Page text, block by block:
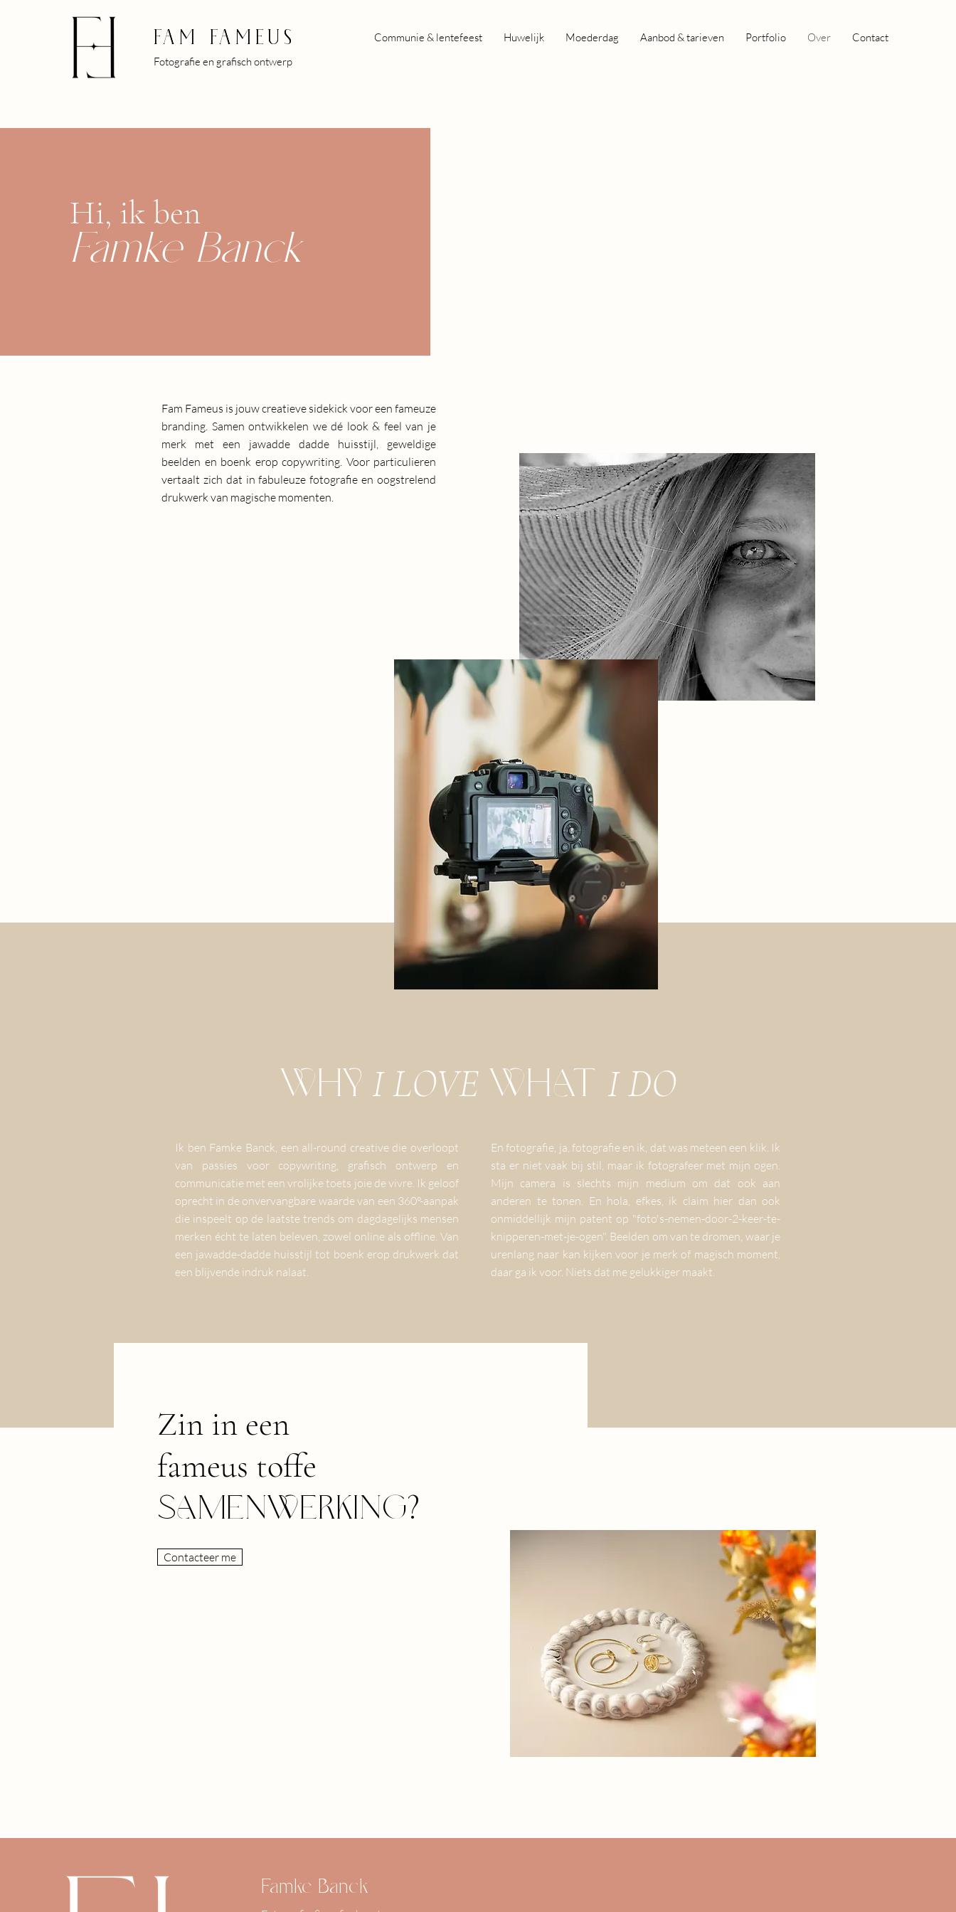
Fam Fameus
Fam Fameus
Fotografie en grafisch ontwerp
Communie & lentefeest Huwelijk Moederdag Aanbod & tarieven Portfolio Over Contact
Hi, ik ben
Famke Banck
Fam Fameus is jouw creatieve sidekick voor een fameuze
branding. Samen ontwikkelen we dé look & feel van je
merk met een jawadde dadde huisstijl, geweldige
beelden en boenk erop copywriting. Voor particulieren
vertaalt zich dat in fabuleuze fotografie en oogstrelend
drukwerk van magische momenten.
WHY I LOVE WHAT I DO
Ik ben Famke Banck, een all-round creative die overloopt
van passies voor copywriting, grafisch ontwerp en
communicatie met een vrolijke toets joie de vivre. Ik geloof
oprecht in de onvervangbare waarde van een 360°-aanpak
die inspeelt op de laatste trends om dagdagelijks mensen
merken écht te laten beleven, zowel online als offline. Van
een jawadde-dadde huisstijl tot boenk erop drukwerk dat
een blijvende indruk nalaat.
En fotografie, ja, fotografie en ik, dat was meteen een klik. Ik
sta er niet vaak bij stil, maar ik fotografeer met mijn ogen.
Mijn camera is slechts mijn medium om dat ook aan
anderen te tonen. En hola, efkes, ik claim hier dan ook
onmiddellijk mijn patent op "foto's-nemen-door-2-keer-te-
knipperen-met-je-ogen". Beelden om van te dromen, waar je
urenlang naar kan kijken voor je merk of magisch moment,
daar ga ik voor. Niets dat me gelukkiger maakt.
Zin in een
fameus toffe
SAMENWERKING?
Contacteer me
Famke Banck